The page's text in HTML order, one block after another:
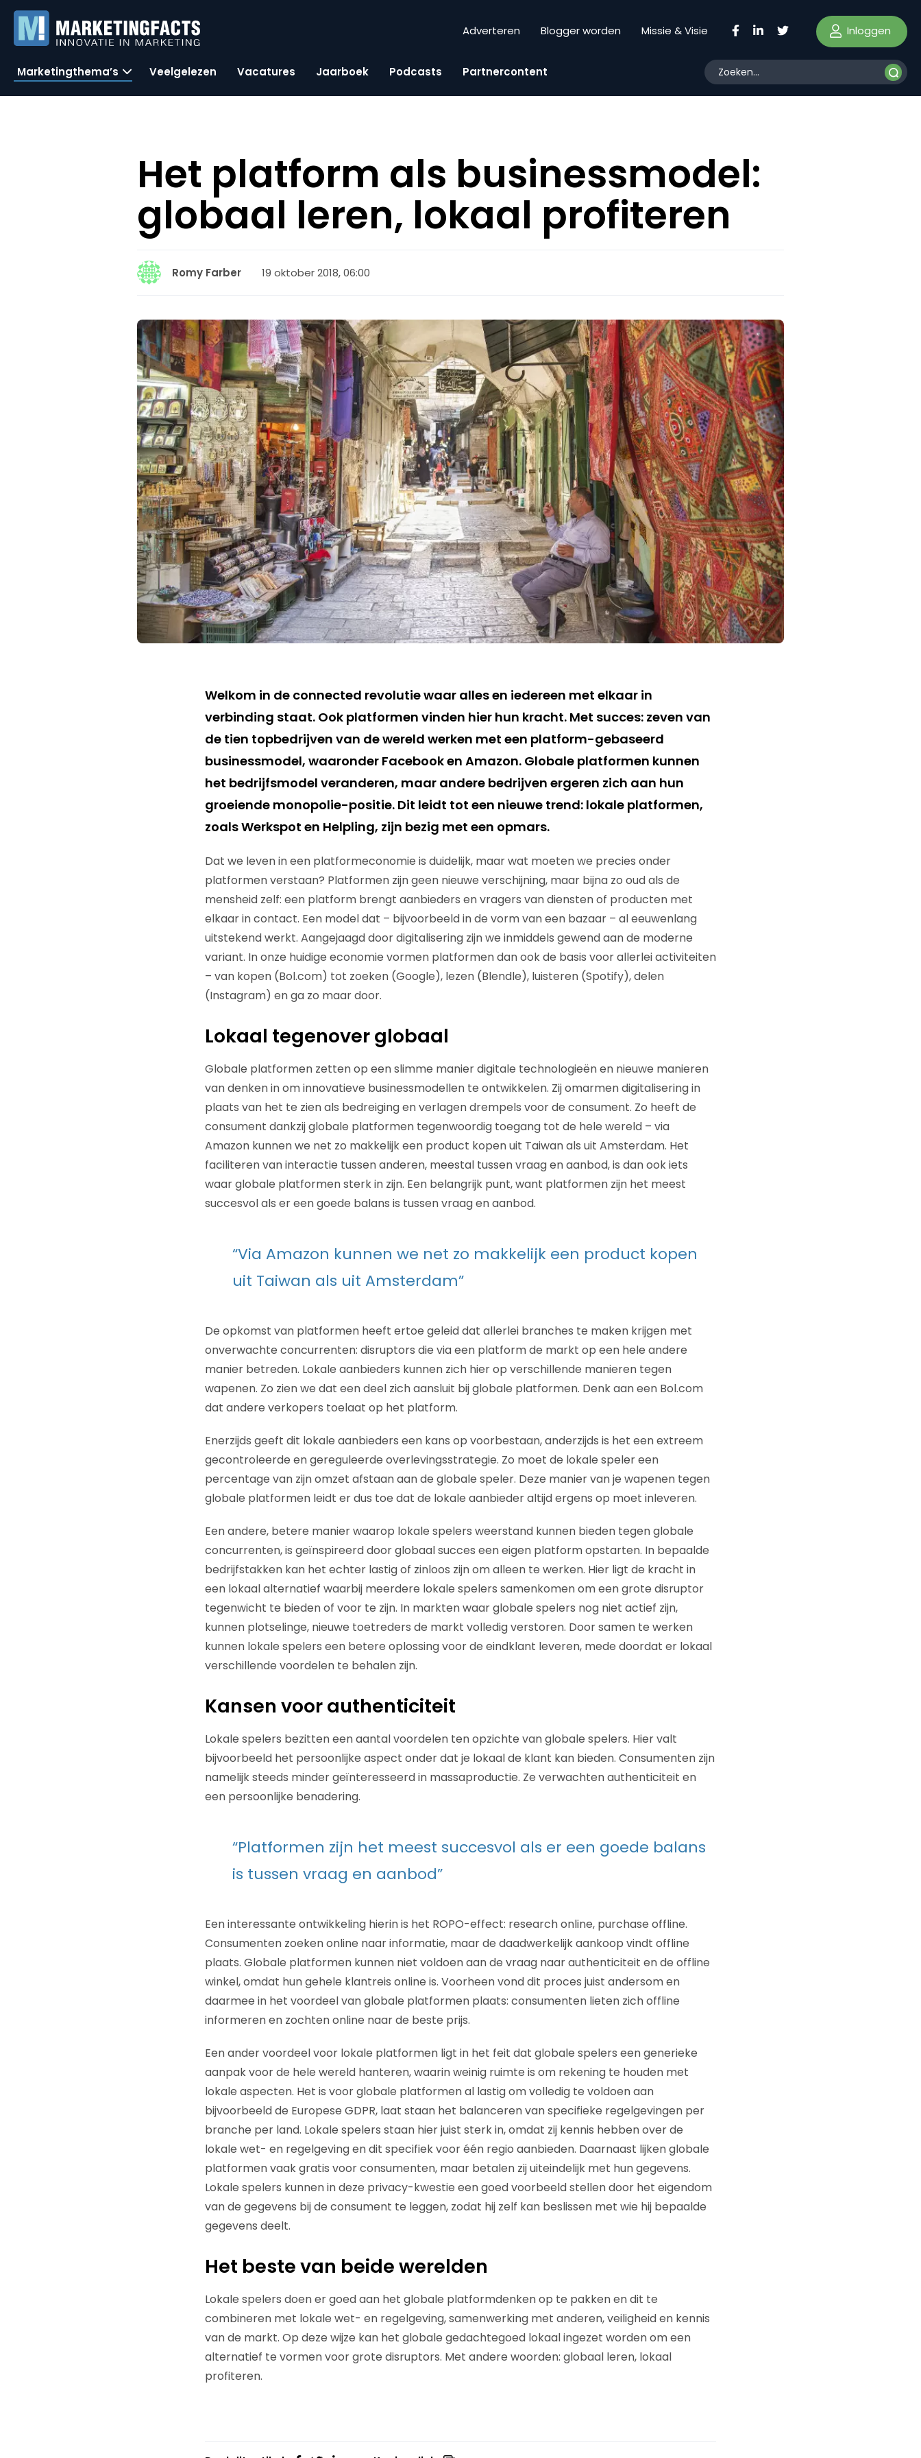
Adverteren Blogger worden Missie & Visie Inloggen
Marketingthema’s Veelgelezen Vacatures Jaarboek Podcasts Partnercontent
Het platform als businessmodel:
globaal leren, lokaal profiteren
Romy Farber 19 oktober 2018, 06:00
Welkom in de connected revolutie waar alles en iedereen met elkaar in
verbinding staat. Ook platformen vinden hier hun kracht. Met succes: zeven van
de tien topbedrijven van de wereld werken met een platform-gebaseerd
businessmodel, waaronder Facebook en Amazon. Globale platformen kunnen
het bedrijfsmodel veranderen, maar andere bedrijven ergeren zich aan hun
groeiende monopolie-positie. Dit leidt tot een nieuwe trend: lokale platformen,
zoals Werkspot en Helpling, zijn bezig met een opmars.
Dat we leven in een platformeconomie is duidelijk, maar wat moeten we precies onder
platformen verstaan? Platformen zijn geen nieuwe verschijning, maar bijna zo oud als de
mensheid zelf: een platform brengt aanbieders en vragers van diensten of producten met
elkaar in contact. Een model dat – bijvoorbeeld in de vorm van een bazaar – al eeuwenlang
uitstekend werkt. Aangejaagd door digitalisering zijn we inmiddels gewend aan de moderne
variant. In onze huidige economie vormen platformen dan ook de basis voor allerlei activiteiten
– van kopen (Bol.com) tot zoeken (Google), lezen (Blendle), luisteren (Spotify), delen
(Instagram) en ga zo maar door.
Lokaal tegenover globaal
Globale platformen zetten op een slimme manier digitale technologieën en nieuwe manieren
van denken in om innovatieve businessmodellen te ontwikkelen. Zij omarmen digitalisering in
plaats van het te zien als bedreiging en verlagen drempels voor de consument. Zo heeft de
consument dankzij globale platformen tegenwoordig toegang tot de hele wereld – via
Amazon kunnen we net zo makkelijk een product kopen uit Taiwan als uit Amsterdam. Het
faciliteren van interactie tussen anderen, meestal tussen vraag en aanbod, is dan ook iets
waar globale platformen sterk in zijn. Een belangrijk punt, want platformen zijn het meest
succesvol als er een goede balans is tussen vraag en aanbod.
“Via Amazon kunnen we net zo makkelijk een product kopen
uit Taiwan als uit Amsterdam”
De opkomst van platformen heeft ertoe geleid dat allerlei branches te maken krijgen met
onverwachte concurrenten: disruptors die via een platform de markt op een hele andere
manier betreden. Lokale aanbieders kunnen zich hier op verschillende manieren tegen
wapenen. Zo zien we dat een deel zich aansluit bij globale platformen. Denk aan een Bol.com
dat andere verkopers toelaat op het platform.
Enerzijds geeft dit lokale aanbieders een kans op voorbestaan, anderzijds is het een extreem
gecontroleerde en gereguleerde overlevingsstrategie. Zo moet de lokale speler een
percentage van zijn omzet afstaan aan de globale speler. Deze manier van je wapenen tegen
globale platformen leidt er dus toe dat de lokale aanbieder altijd ergens op moet inleveren.
Een andere, betere manier waarop lokale spelers weerstand kunnen bieden tegen globale
concurrenten, is geïnspireerd door globaal succes een eigen platform opstarten. In bepaalde
bedrijfstakken kan het echter lastig of zinloos zijn om alleen te werken. Hier ligt de kracht in
een lokaal alternatief waarbij meerdere lokale spelers samenkomen om een grote disruptor
tegenwicht te bieden of voor te zijn. In markten waar globale spelers nog niet actief zijn,
kunnen plotselinge, nieuwe toetreders de markt volledig verstoren. Door samen te werken
kunnen lokale spelers een betere oplossing voor de eindklant leveren, mede doordat er lokaal
verschillende voordelen te behalen zijn.
Kansen voor authenticiteit
Lokale spelers bezitten een aantal voordelen ten opzichte van globale spelers. Hier valt
bijvoorbeeld het persoonlijke aspect onder dat je lokaal de klant kan bieden. Consumenten zijn
namelijk steeds minder geïnteresseerd in massaproductie. Ze verwachten authenticiteit en
een persoonlijke benadering.
“Platformen zijn het meest succesvol als er een goede balans
is tussen vraag en aanbod”
Een interessante ontwikkeling hierin is het ROPO-effect: research online, purchase offline.
Consumenten zoeken online naar informatie, maar de daadwerkelijk aankoop vindt offline
plaats. Globale platformen kunnen niet voldoen aan de vraag naar authenticiteit en de offline
winkel, omdat hun gehele klantreis online is. Voorheen vond dit proces juist andersom en
daarmee in het voordeel van globale platformen plaats: consumenten lieten zich offline
informeren en zochten online naar de beste prijs.
Een ander voordeel voor lokale platformen ligt in het feit dat globale spelers een generieke
aanpak voor de hele wereld hanteren, waarin weinig ruimte is om rekening te houden met
lokale aspecten. Het is voor globale platformen al lastig om volledig te voldoen aan
bijvoorbeeld de Europese GDPR, laat staan het balanceren van specifieke regelgevingen per
branche per land. Lokale spelers staan hier juist sterk in, omdat zij kennis hebben over de
lokale wet- en regelgeving en dit specifiek voor één regio aanbieden. Daarnaast lijken globale
platformen vaak gratis voor consumenten, maar betalen zij uiteindelijk met hun gegevens.
Lokale spelers kunnen in deze privacy-kwestie een goed voorbeeld stellen door het eigendom
van de gegevens bij de consument te leggen, zodat hij zelf kan beslissen met wie hij bepaalde
gegevens deelt.
Het beste van beide werelden
Lokale spelers doen er goed aan het globale platformdenken op te pakken en dit te
combineren met lokale wet- en regelgeving, samenwerking met anderen, veiligheid en kennis
van de markt. Op deze wijze kan het globale gedachtegoed lokaal ingezet worden om een
alternatief te vormen voor grote disruptors. Met andere woorden: globaal leren, lokaal
profiteren.